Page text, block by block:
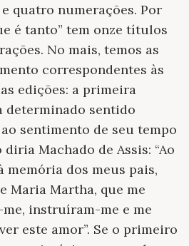
quatro numerações. Por
é tanto” tem onze títulos
No mais, temos as
correspondentes às
edições: a primeira
determinado sentido
sentimento de seu tempo
Machado de Assis: “Ao
memória dos meus pais,
Maria Martha, que me
instruíram-me e me
este amor”. Se o primeiro